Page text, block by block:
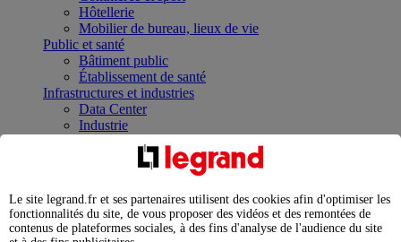
Hôtellerie
Mobilier de bureau, lieux de vie
Public et santé
Bâtiment public
Établissement de santé
Infrastructures et industries
Data Center
Industrie
Infrastructures
Contrôler et planifier le fonctionnement des appareils
Répartir et optimiser son tableau électrique
Legrand Data Center Solutions : concentrer les
expertises au service de vos performances
Le site legrand.fr et ses partenaires utilisent des cookies afin d'optimiser les
fonctionnalités du site, de vous proposer des vidéos et des remontées de
contenus de plateformes sociales, à des fins d'analyse de l'audience du site